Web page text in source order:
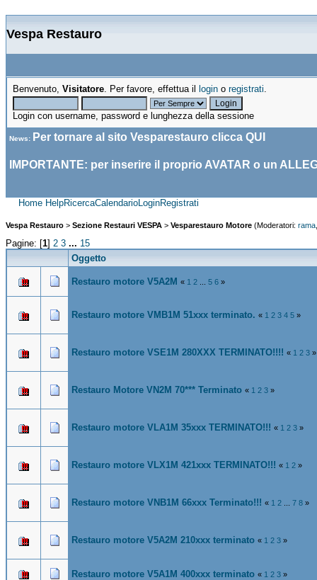
Vespa Restauro
Benvenuto, Visitatore. Per favore, effettua il login o registrati.
Login con username, password e lunghezza della sessione
News: Per tornare al sito Vesparestauro clicca QUI
IMPORTANTE: per inserire il proprio AVATAR o un
Home HelpRicercaCalendarioLoginRegistrati
Vespa Restauro > Sezione Restauri VESPA > Vesparestauro Motore (Moderatori: rama
Pagine: [1] 2 3 ... 15
Oggetto
Restauro motore V5A2M « 1 2 5 6 »
Restauro motore VMB1M 51xxx terminato. « 1 2 3 4 5 »
Restauro motore VSE1M 280XXX TERMINATO!!!! « 1 2 3 »
Restauro Motore VN2M 70*** Terminato « 1 2 3 »
Restauro motore VLA1M 35xxx TERMINATO!!! « 1 2 3 »
Restauro motore VLX1M 421xxx TERMINATO!!! « 1 2 »
Restauro motore VNB1M 66xxx Terminato!!! « 1 2 7 8 »
Restauro motore V5A2M 210xxx terminato « 1 2 3 »
Restauro motore V5A1M 400xxx terminato « 1 2 3 »